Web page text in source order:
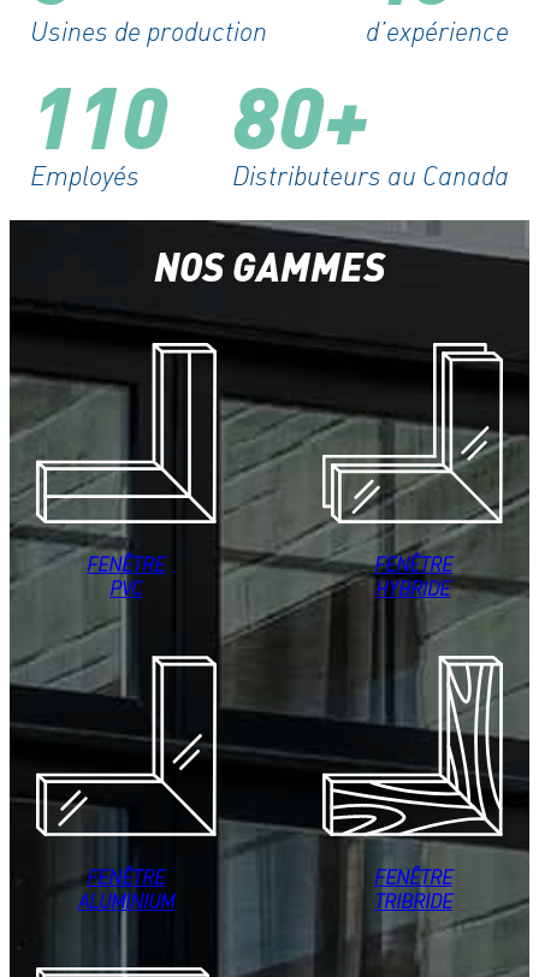
Usines de production d’expérience
110
Employés
80
Distributeurs au Canada
NOS GAMMES
FENÊTRE
PVC
FENÊTRE
HYBRIDE
FENÊTRE
ALUMINIUM
FENÊTRE
TRIBRIDE